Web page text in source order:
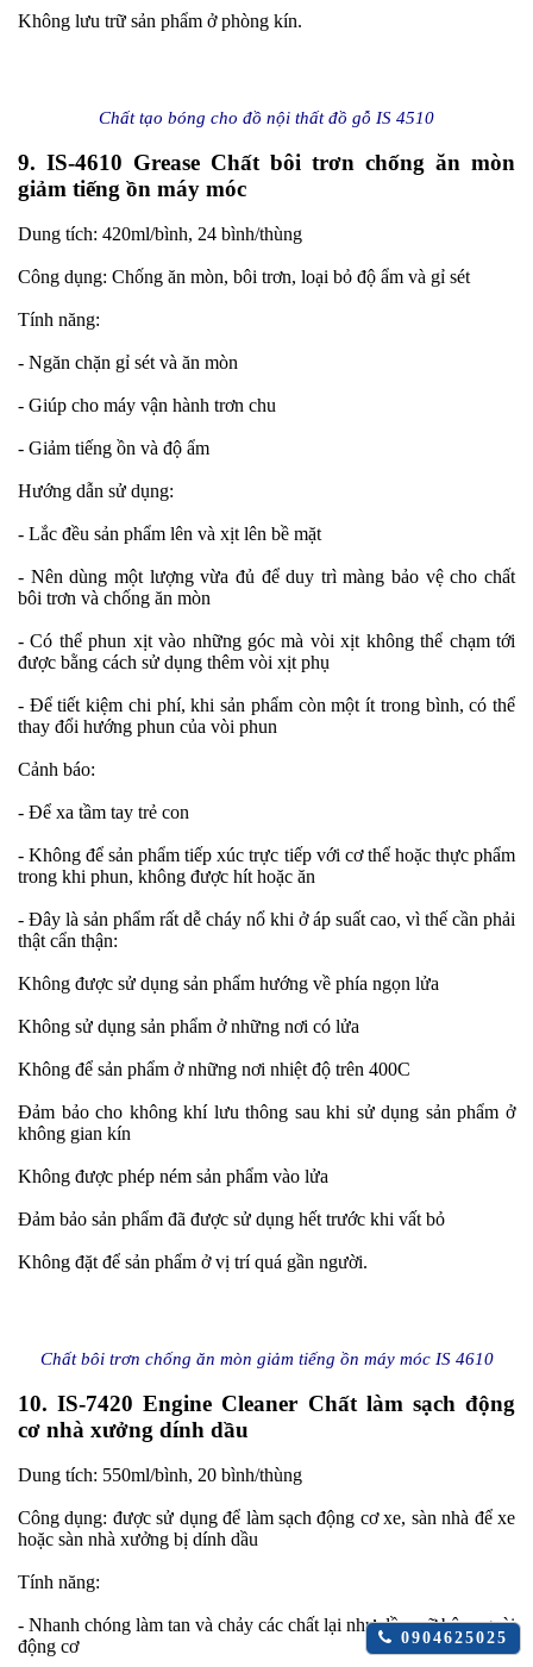
Không lưu trữ sản phẩm ở phòng kín.
Chất tạo bóng cho đồ nội thất đồ gỗ IS 4510
9. IS-4610 Grease Chất bôi trơn chống ăn mòn
giảm tiếng ồn máy móc
Dung tích: 420ml/bình, 24 bình/thùng
Công dụng: Chống ăn mòn, bôi trơn, loại bỏ độ ẩm và gỉ sét
Tính năng:
- Ngăn chặn gỉ sét và ăn mòn
- Giúp cho máy vận hành trơn chu
- Giảm tiếng ồn và độ ẩm
Hướng dẫn sử dụng:
- Lắc đều sản phẩm lên và xịt lên bề mặt
- Nên dùng một lượng vừa đủ để duy trì màng bảo vệ cho chất
bôi trơn và chống ăn mòn
- Có thể phun xịt vào những góc mà vòi xịt không thể chạm tới
được bằng cách sử dụng thêm vòi xịt phụ
- Để tiết kiệm chi phí, khi sản phẩm còn một ít trong bình, có thể
thay đổi hướng phun của vòi phun
Cảnh báo:
- Để xa tầm tay trẻ con
- Không để sản phẩm tiếp xúc trực tiếp với cơ thể hoặc thực phẩm
trong khi phun, không được hít hoặc ăn
- Đây là sản phẩm rất dễ cháy nổ khi ở áp suất cao, vì thế cần phải
thật cẩn thận:
Không được sử dụng sản phẩm hướng về phía ngọn lửa
Không sử dụng sản phẩm ở những nơi có lửa
Không để sản phẩm ở những nơi nhiệt độ trên 400C
Đảm bảo cho không khí lưu thông sau khi sử dụng sản phẩm ở
không gian kín
Không được phép ném sản phẩm vào lửa
Đảm bảo sản phẩm đã được sử dụng hết trước khi vất bỏ
Không đặt để sản phẩm ở vị trí quá gần người.
Chất bôi trơn chống ăn mòn giảm tiếng ồn máy móc IS 4610
10. IS-7420 Engine Cleaner Chất làm sạch động
cơ nhà xưởng dính dầu
Dung tích: 550ml/bình, 20 bình/thùng
Công dụng: được sử dụng để làm sạch động cơ xe, sàn nhà để xe
hoặc sàn nhà xưởng bị dính dầu
Tính năng:
- Nhanh chóng làm tan và chảy các chất lại như dầu mỡ bên ngoài
động cơ
Click
để
0904625025